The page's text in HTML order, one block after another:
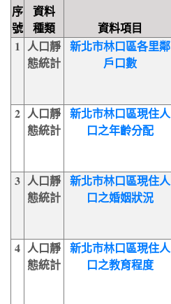
序
號
資料
種類
資料項目
1 人口靜
態統計
新北市林口區各里鄰
戶口數
2 人口靜
態統計
新北市林口區現住人
口之年齡分配
3 人口靜
態統計
新北市林口區現住人
口之婚姻狀況
4 人口靜
態統計
新北市林口區現住人
口之教育程度